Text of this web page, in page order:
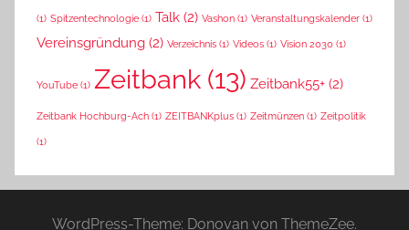
(1) Spitzentechnologie (1) Talk (2) Vashon (1) Veranstaltungskalender (1)
Vereinsgründung (2) Verzeichnis (1) Videos (1) Vision 2030 (1)
YouTube (1) Zeitbank (13) Zeitbank55+ (2)
Zeitbank Hochburg-Ach (1) ZEITBANKplus (1) Zeitmünzen (1) Zeitpolitik
(1)
WordPress-Theme: Donovan von ThemeZee.